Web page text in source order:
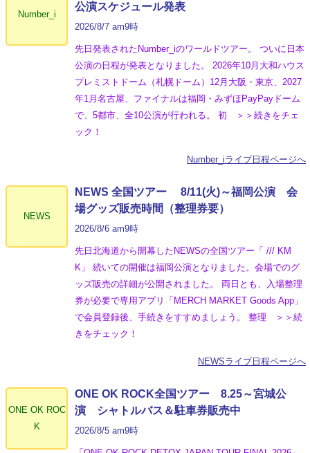
Number_i
公演スケジュール発表
2026/8/7 am9時
先日発表されたNumber_iのワールドツアー。 ついに日本
公演の日程が発表となりました。 2026年10月大和ハウス
プレミストドーム（札幌ドーム）12月大阪・東京、2027
年1月名古屋、ファイナルは福岡・みずほPayPayドーム
で、5都市、全10公演が行われる。 初 ＞＞続きをチェ
ック！
Number_iライブ日程ページへ
NEWS
NEWS 全国ツアー 8/11(火)～福岡公演 会
場グッズ販売時間（整理券要）
2026/8/6 am9時
先日北海道から開幕したNEWSの全国ツアー「 /// KM
K」 続いての開催は福岡公演となりました。会場でのグ
ッズ販売の詳細が公開されました。 両日とも、入場整理
券が必要で専用アプリ「MERCH MARKET Goods App」
で会員登録後、手続きをすすめましょう。 整理 ＞＞続
きをチェック！
NEWSライブ日程ページへ
ONE OK ROC
K
ONE OK ROCK全国ツアー 8.25～宮城公
演 シャトルバス＆駐車券販売中
2026/8/5 am9時